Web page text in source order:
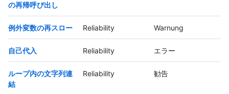
の再帰呼び出し
例外変数の再スロー Reliability Warnung
自己代入 Reliability エラー
ループ内の文字列連
結
Reliability 勧告